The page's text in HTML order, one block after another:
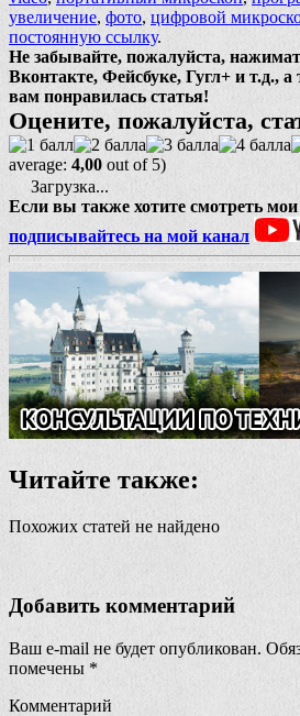
увеличение, фото, цифровой
постоянную ссылку.
Не забывайте, пожалуйста,
Вконтакте, Фейсбуке, Гугл+ и т.д.,
вам понравилась статья!
Оцените, пожалуйста,
average: 4,00 out of 5)
Загрузка...
Если вы также хотите смотреть
подписывайтесь на мой канал
Читайте также:
Похожих статей не найдено
Добавить комментарий
Ваш e-mail не будет опубликован.
помечены *
Комментарий